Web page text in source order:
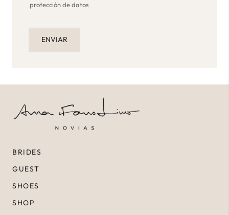
protección de datos
BRIDES
GUEST
SHOES
SHOP